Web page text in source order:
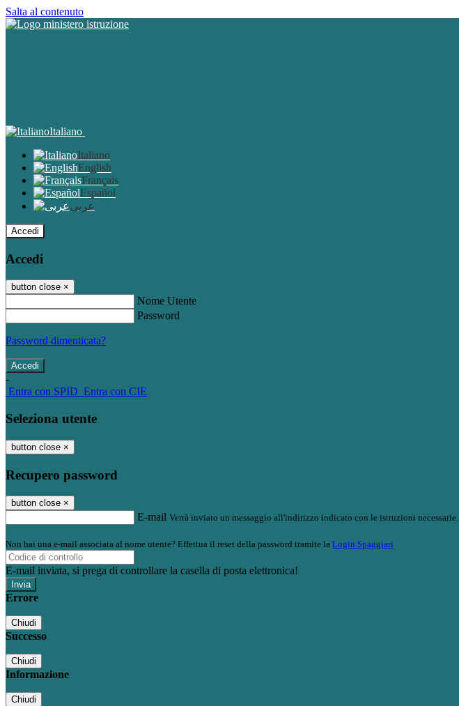
Salta al contenuto
Italiano
Italiano
English
Français
Español
عربى
Accedi
Accedi
button close ×
Nome Utente
Password
Password dimenticata?
-
Entra con SPID Entra con CIE
Seleziona utente
button close ×
Recupero password
button close ×
E-mail Verrà inviato un messaggio all'indirizzo indicato con le istruzioni necessarie.
Non hai una e-mail associata al nome utente? Effettua il reset della password tramite la Login Spaggiari
E-mail inviata, si prega di controllare la casella di posta elettronica!
Errore
Chiudi
Successo
Chiudi
Informazione
Chiudi